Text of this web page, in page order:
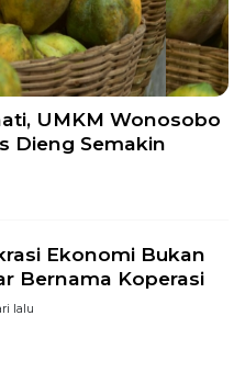
UMKM Wonosobo
Dieng Semakin
Ekonomi Bukan
Bernama Koperasi
lalu